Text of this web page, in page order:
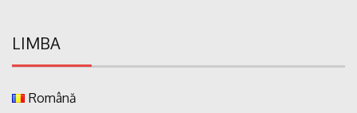
LIMBA
Română